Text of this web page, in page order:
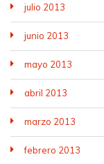
julio 2013
junio 2013
mayo 2013
abril 2013
marzo 2013
febrero 2013